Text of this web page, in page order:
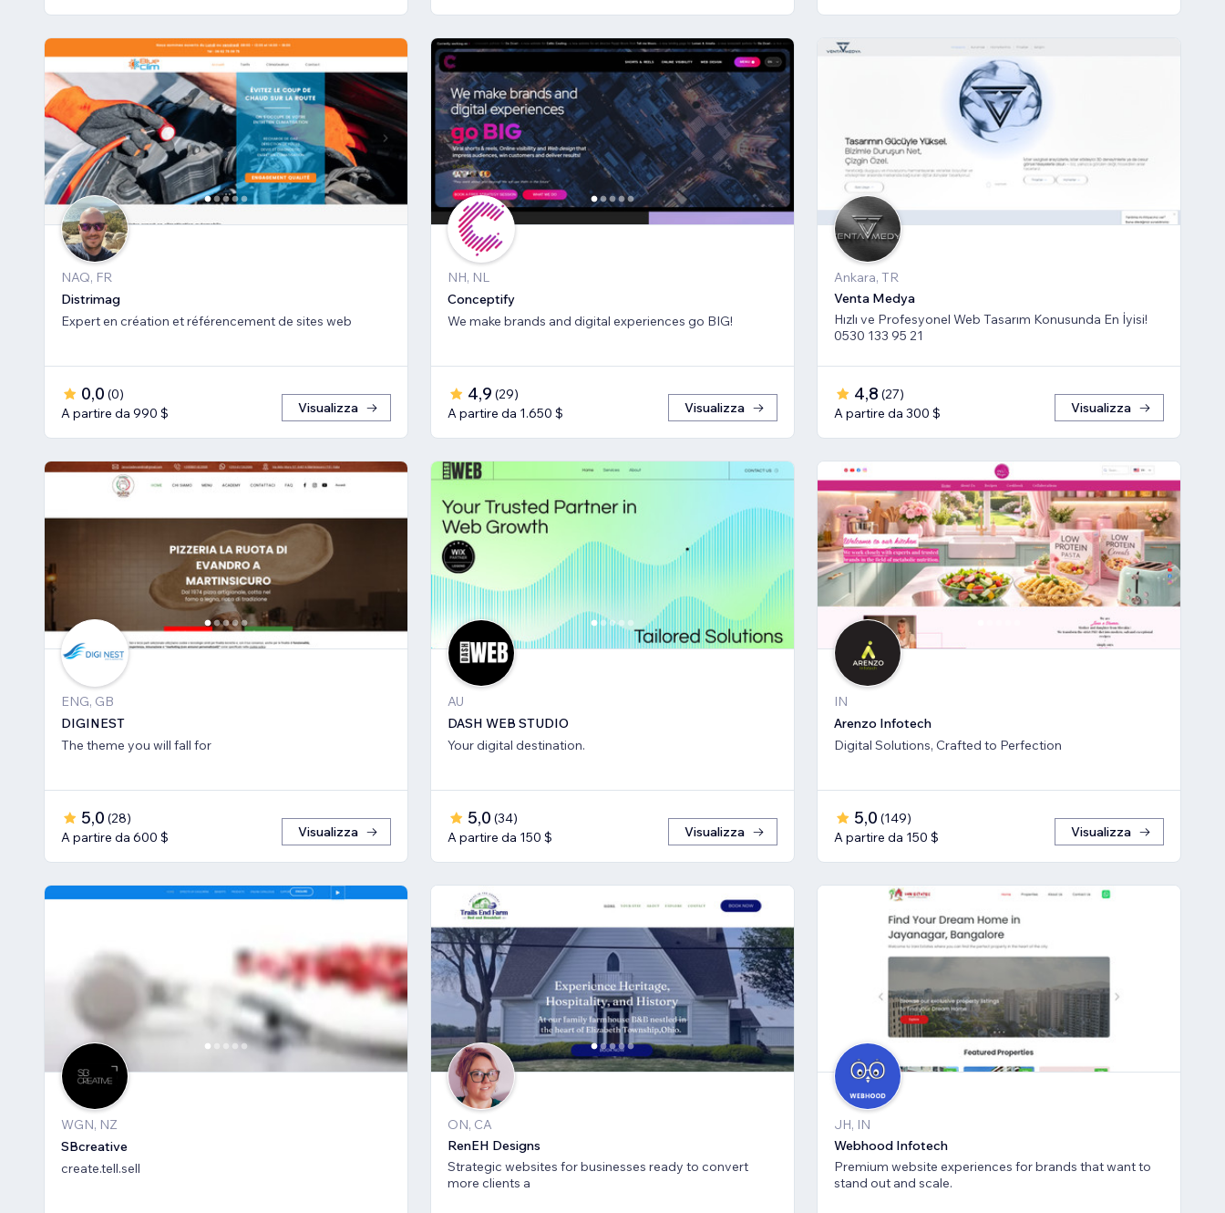
NAQ, FR
Distrimag
Expert en création et référencement de sites web
0,0 (0)
A partire da 990 $
Visualizza
NH, NL
Conceptify
We make brands and digital experiences go BIG!
4,9 (29)
A partire da 1.650 $
Visualizza
Ankara, TR
Venta Medya
Hızlı ve Profesyonel Web Tasarım Konusunda En İyisi!
0530 133 95 21
4,8 (27)
A partire da 300 $
Visualizza
ENG, GB
DIGINEST
The theme you will fall for
5,0 (28)
A partire da 600 $
Visualizza
AU
DASH WEB STUDIO
Your digital destination.
5,0 (34)
A partire da 150 $
Visualizza
IN
Arenzo Infotech
Digital Solutions, Crafted to Perfection
5,0 (149)
A partire da 150 $
Visualizza
WGN, NZ
SBcreative
create.tell.sell
ON, CA
RenEH Designs
Strategic websites for businesses ready to convert
more clients a
JH, IN
Webhood Infotech
Premium website experiences for brands that want to
stand out and scale.